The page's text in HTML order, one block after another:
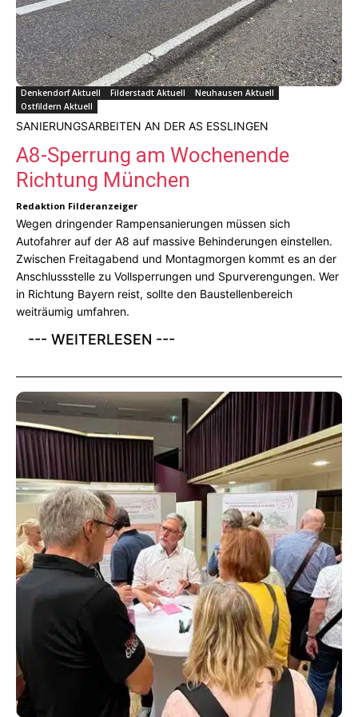
Denkendorf Aktuell Filderstadt Aktuell
Neuhausen Aktuell
Ostfildern Aktuell
SANIERUNGSARBEITEN AN DER AS ESSLINGEN
A8-Sperrung am Wochenende
Richtung München
Redaktion Filderanzeiger
Wegen dringender Rampensanierungen müssen sich
Autofahrer auf der A8 auf massive Behinderungen einstellen.
Zwischen Freitagabend und Montagmorgen kommt es an der
Anschlussstelle zu Vollsperrungen und Spurverengungen. Wer
in Richtung Bayern reist, sollte den Baustellenbereich
weiträumig umfahren.
--- WEITERLESEN ---